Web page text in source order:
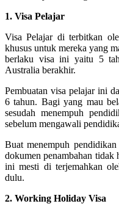
1. Visa Pelajar
Visa Pelajar di terbitkan
khusus untuk mereka yang
berlaku visa ini yaitu 5
Australia berakhir.
Pembuatan visa pelajar ini
6 tahun. Bagi yang mau
sesudah menempuh
sebelum mengawali
Buat menempuh
dokumen penambahan tidak
ini mesti di terjemahkan
dulu.
2. Working Holiday Visa